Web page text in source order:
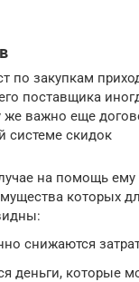
по закупкам
поставщика
важно еще
системе скидок
на помощь ему
которых
снижаются
деньги, которые